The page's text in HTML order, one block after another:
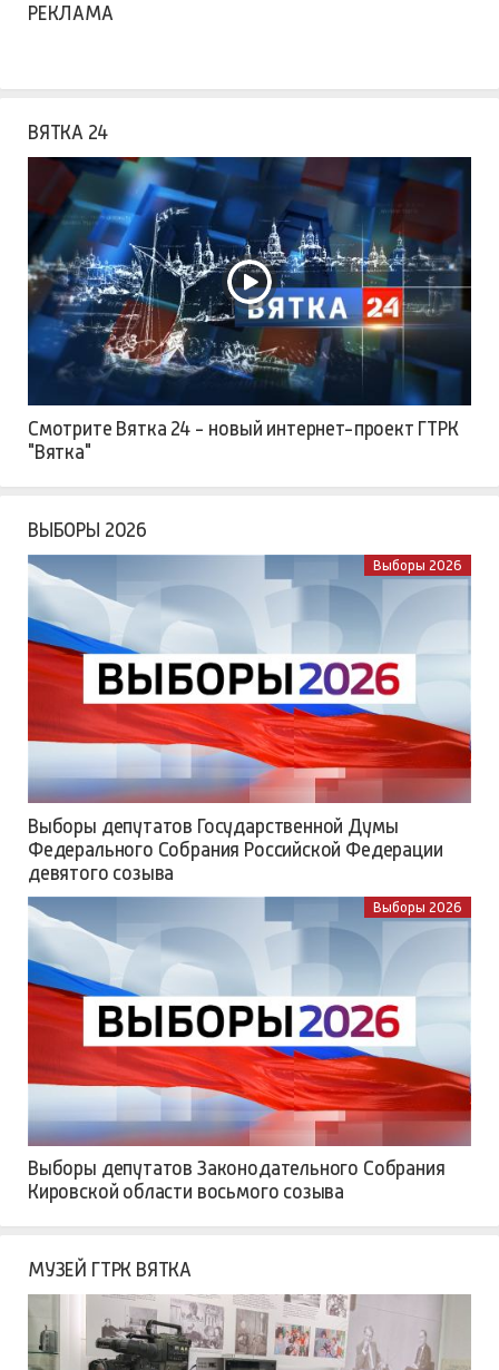
РЕКЛАМА
ВЯТКА 24
Смотрите Вятка 24 - новый интернет-проект ГТРК
"Вятка"
ВЫБОРЫ 2026
Выборы 2026
Выборы депутатов Государственной Думы
Федерального Собрания Российской Федерации
девятого созыва
Выборы 2026
Выборы депутатов Законодательного Собрания
Кировской области восьмого созыва
МУЗЕЙ ГТРК ВЯТКА